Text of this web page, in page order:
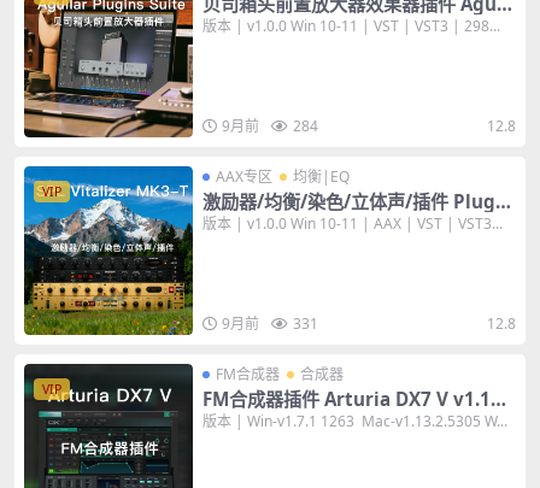
ar Plugins Suite v1.0.0 [WiN]
版本 | v1.0.0 Win 10-11 | VST | VST3 | 298...
9月前 284 12.8
VIP
AAX专区 均衡|EQ
激励器/均衡/染色/立体声/插件 Plugin
Alliance SPL Vitalizer MK3-T v1.0.0
版本 | v1.0.0 Win 10-11 | AAX | VST | VST3...
9月前 331 12.8
VIP
FM合成器 合成器
FM合成器插件 Arturia DX7 V v1.13.
2.5305 [WiN+MAC]
版本 | Win-v1.7.1 1263 Mac-v1.13.2.5305 W...